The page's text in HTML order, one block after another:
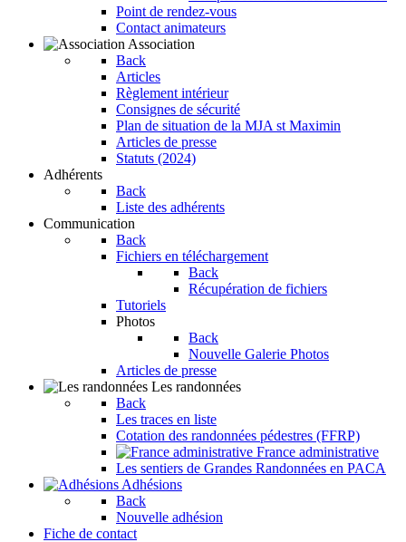
Point de rendez-vous
Contact animateurs
Association
Back
Articles
Règlement intérieur
Consignes de sécurité
Plan de situation de la MJA st Maximin
Articles de presse
Statuts (2024)
Adhérents
Back
Liste des adhérents
Communication
Back
Fichiers en téléchargement
Back
Récupération de fichiers
Tutoriels
Photos
Back
Nouvelle Galerie Photos
Articles de presse
Les randonnées
Back
Les traces en liste
Cotation des randonnées pédestres (FFRP)
France administrative
Les sentiers de Grandes Randonnées en PACA
Adhésions
Back
Nouvelle adhésion
Fiche de contact